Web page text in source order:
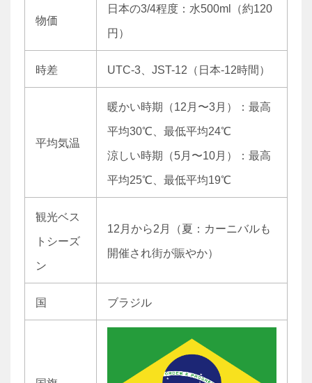
物価
日本の3/4程度：水500ml（約120
円）
時差 UTC-3、JST-12（日本-12時間）
平均気温
暖かい時期（12月〜3月）：最高
平均30℃、最低平均24℃
涼しい時期（5月〜10月）：最高
平均25℃、最低平均19℃
観光ベス
トシーズ
ン
12月から2月（夏：カーニバルも
開催され街が賑やか）
国 ブラジル